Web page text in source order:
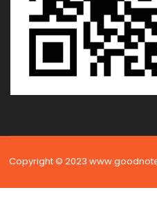
Copyright © 2023